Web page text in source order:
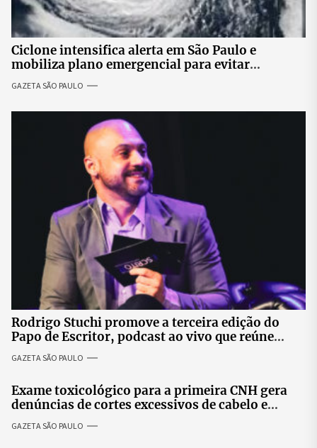
Ciclone intensifica alerta em São Paulo e
mobiliza plano emergencial para evitar
impactos no fornecimento de energia
GAZETA SÃO PAULO
Rodrigo Stuchi promove a terceira edição do
Papo de Escritor, podcast ao vivo que reúne
especialistas para discutir saúde mental e
prosperidade.
GAZETA SÃO PAULO
Exame toxicológico para a primeira CNH gera
denúncias de cortes excessivos de cabelo e
revolta entre candidatas
GAZETA SÃO PAULO